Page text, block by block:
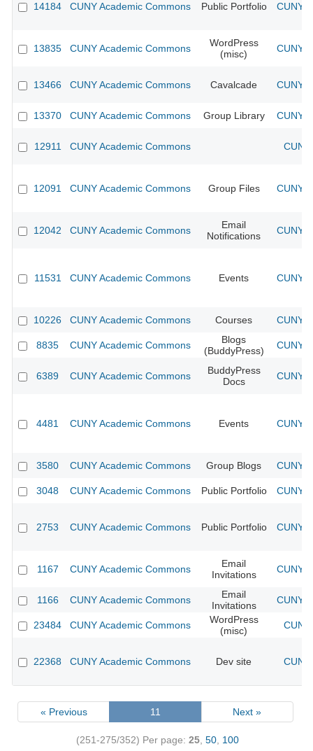
14184 CUNY Academic Commons Public Portfolio CUNY
13835 CUNY Academic Commons
WordPress
(misc)
CUNY
13466 CUNY Academic Commons Cavalcade CUNY
13370 CUNY Academic Commons Group Library CUNY
12911 CUNY Academic Commons
12091 CUNY Academic Commons Group Files CUNY
12042 CUNY Academic Commons
Email
Notifications
CUNY
11531 CUNY Academic Commons Events CUNY
10226 CUNY Academic Commons Courses CUNY
8835 CUNY Academic Commons
Blogs
(BuddyPress)
CUNY
6389 CUNY Academic Commons
BuddyPress
Docs
CUNY
4481 CUNY Academic Commons Events CUNY
3580 CUNY Academic Commons Group Blogs CUNY
3048 CUNY Academic Commons Public Portfolio CUNY
2753 CUNY Academic Commons Public Portfolio CUNY
1167 CUNY Academic Commons
Email
Invitations
CUNY
1166 CUNY Academic Commons
Email
Invitations
CUNY
23484 CUNY Academic Commons
WordPress
(misc)
22368 CUNY Academic Commons Dev site
« Previous 11 Next »
(251-275/352) Per page: 25 50 100